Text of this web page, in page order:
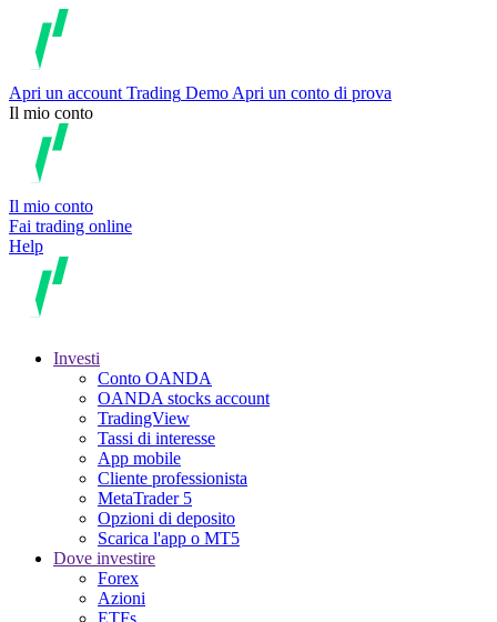
Apri un account Trading Demo Apri un conto di prova
Il mio conto
Il mio conto
Fai trading online
Help
Investi
Conto OANDA
OANDA stocks account
TradingView
Tassi di interesse
App mobile
Cliente professionista
MetaTrader 5
Opzioni di deposito
Scarica l'app o MT5
Dove investire
Forex
Azioni
ETFs